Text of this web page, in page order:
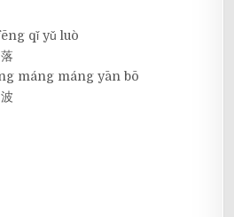
qǐ yǔ luò
máng máng yān bō